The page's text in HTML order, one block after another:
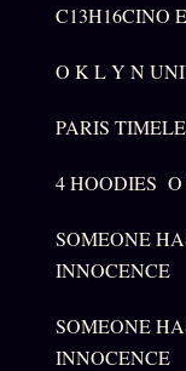
C13H16CINO
O K L Y N
PARIS
4 HOODIES
SOMEONE
INNOCENCE
SOMEONE
INNOCENCE